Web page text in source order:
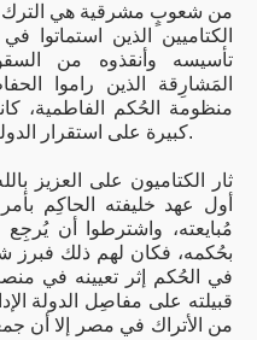
من شعوبٍ مشرقية هي الترك
الكتاميين الذين استماتوا
تأسيسه وأنقذوه من
المَشارِقة الذين راموا
منظومة الحُكم الفاطمية،
كبيرة على استقرار الدولة بل وعلى النظام الفاطمي نفسه.
ثار الكتاميون على العزيز
مُبايعته، واشترطوا أن
بحُكمه، فكان لهم ذلك
في الحُكم إثر تعيينه في
قبيلته على مفاصِل الدولة
من الأتراك في مصر إلا أن